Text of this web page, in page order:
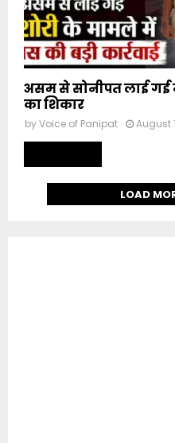
असम से सोनीपत लाई गई
का शिकार
byVoice of Panipat August
LOAD